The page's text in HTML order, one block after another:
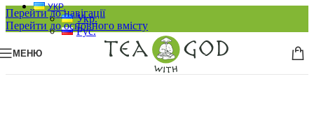
Перейти до навігації
Перейти до основного вмісту
УКР.
Укр.
Рус.
МЕНЮ